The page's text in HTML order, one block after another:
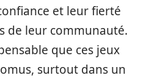
et leur fierté
de leur communauté.
que ces jeux
surtout dans un